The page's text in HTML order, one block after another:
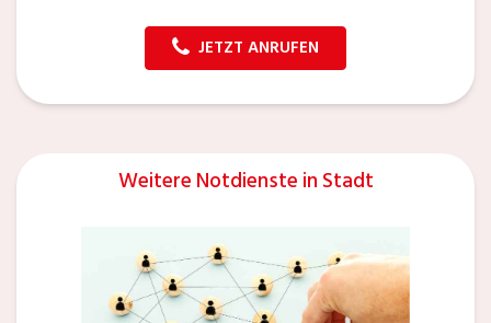
JETZT ANRUFEN
Weitere Notdienste in Stadt